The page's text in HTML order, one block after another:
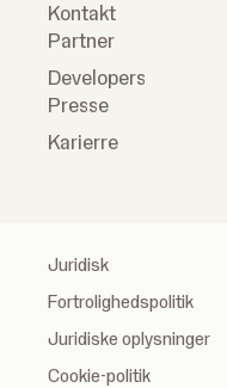
Kontakt
Partner
Developers
Presse
Karierre
Juridisk
Fortrolighedspolitik
Juridiske oplysninger
Cookie-politik